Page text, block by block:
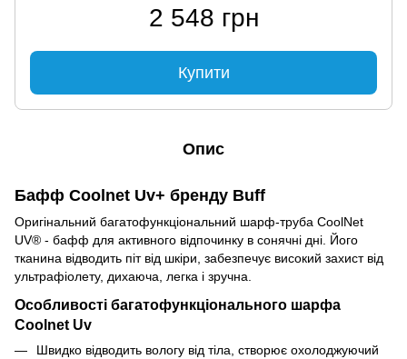
2 548 грн
Купити
Опис
Бафф Coolnet Uv+ бренду Buff
Оригінальний багатофункціональний шарф-труба CoolNet
UV® - бафф для активного відпочинку в сонячні дні. Його
тканина відводить піт від шкіри, забезпечує високий захист від
ультрафіолету, дихаюча, легка і зручна.
Особливості багатофункціонального шарфа
Coolnet Uv
Швидко відводить вологу від тіла, створює охолоджуючий